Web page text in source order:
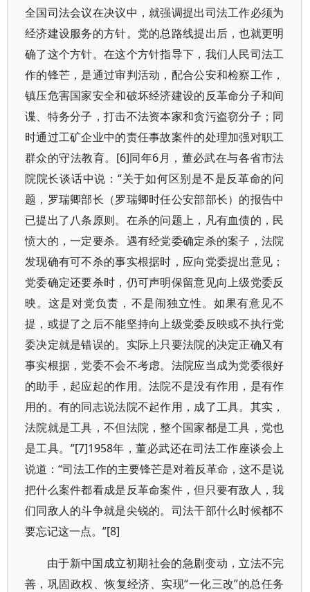
全国司法会议在决议中，就强调提出司法工作必须为
经济建设服务的方针。党的总路线提出后，也就更明
确了这个方针。在这个方针指导下，我们人民司法工
作的锋芒，是通过审判活动，配合公安和检察工作，
镇压危害国家安全和破坏经济建设的反革命分子和间
谍、特务分子，打击不法资本家和贪污盗窃分子；同
时通过工矿企业中的责任事故案件的处理加强对职工
群众的守法教育。[6]同年6月，董必武在与各省市法
院院长谈话中说：“关于如何区别是不是反革命的问
题，罗瑞卿部长（罗瑞卿时任公安部部长）的报告中
已提出了八条原则。在杀的问题上，凡有血债的，民
愤大的，一定要杀。遇有经党委确定杀的案子，法院
发现确有可不杀的事实根据时，应向党委提出意见；
党委确定还要杀时，仍可声明保留意见向上级党委反
映。这是对党负责，不是闹独立性。如果有意见不
提，或提了之后不能坚持向上级党委反映或不执行党
委决定就是错误的。实际上只要法院的决定正确又有
事实根据，党委不会不考虑。法院应当成为党委很好
的助手，起应起的作用。法院不是没有作用，是有作
用的。有的同志说法院不起作用，成了工具。其实，
法院就是工具，不但法院，整个国家都是工具，党也
是工具。”[7]1958年，董必武还在司法工作座谈会上
说道：“司法工作的主要锋芒是对着反革命，这不是说
把什么案件都看成是反革命案件，但只要有敌人，我
们同敌人的斗争就是尖锐的。司法干部什么时候都不
要忘记这一点。”[8]
由于新中国成立初期社会的急剧变动，立法不完
善，巩固政权、恢复经济、实现“一化三改”的总任务